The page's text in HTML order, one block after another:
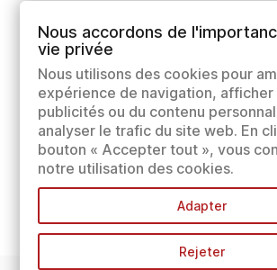
Nous accordons de
vie privée
Nous utilisons des cookies pour
expérience de navigation, afficher
publicités ou du contenu
analyser le trafic du site web. En
bouton « Accepter tout », vous
notre utilisation des cookies.
Adapter
Rejeter